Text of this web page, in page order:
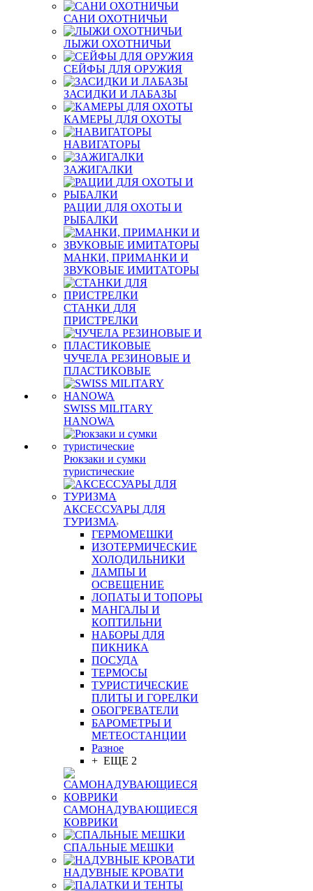
САНИ ОХОТНИЧЬИ
ЛЫЖИ ОХОТНИЧЬИ
СЕЙФЫ ДЛЯ ОРУЖИЯ
ЗАСИДКИ И ЛАБАЗЫ
КАМЕРЫ ДЛЯ ОХОТЫ
НАВИГАТОРЫ
ЗАЖИГАЛКИ
РАЦИИ ДЛЯ ОХОТЫ И
РЫБАЛКИ
МАНКИ, ПРИМАНКИ И
ЗВУКОВЫЕ ИМИТАТОРЫ
СТАНКИ ДЛЯ
ПРИСТРЕЛКИ
ЧУЧЕЛА РЕЗИНОВЫЕ И
ПЛАСТИКОВЫЕ
SWISS MILITARY
HANOWA
Рюкзаки и сумки
туристические
АКСЕССУАРЫ ДЛЯ
ТУРИЗМА
ГЕРМОМЕШКИ
ИЗОТЕРМИЧЕСКИЕ
ХОЛОДИЛЬНИКИ
ЛАМПЫ И
ОСВЕЩЕНИЕ
ЛОПАТЫ И ТОПОРЫ
МАНГАЛЫ И
КОПТИЛЬНИ
НАБОРЫ ДЛЯ
ПИКНИКА
ПОСУДА
ТЕРМОСЫ
ТУРИСТИЧЕСКИЕ
ПЛИТЫ И ГОРЕЛКИ
ОБОГРЕВАТЕЛИ
БАРОМЕТРЫ И
МЕТЕОСТАНЦИИ
Разное
+ ЕЩЕ 2
САМОНАДУВАЮЩИЕСЯ
КОВРИКИ
СПАЛЬНЫЕ МЕШКИ
НАДУВНЫЕ КРОВАТИ